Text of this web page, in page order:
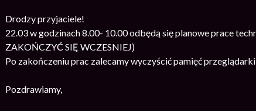
Drodzy przyjaciele!
22.03 w godzinach 8.00- 10.00 odbędą się planowe prace
ZAKOŃCZYĆ SIĘ WCZESNIEJ)
Po zakończeniu prac zalecamy wyczyścić pamięć
Pozdrawiamy,